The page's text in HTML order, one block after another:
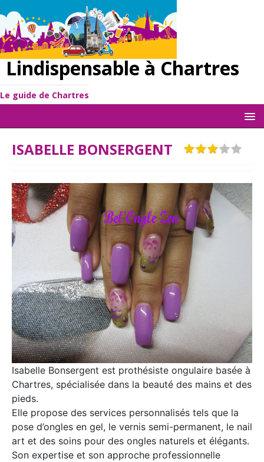
Lindispensable à Chartres
Le guide de Chartres
ISABELLE BONSERGENT
Isabelle Bonsergent est prothésiste ongulaire basée à
Chartres, spécialisée dans la beauté des mains et des
pieds.
Elle propose des services personnalisés tels que la
pose d’ongles en gel, le vernis semi-permanent, le nail
art et des soins pour des ongles naturels et élégants.
Son expertise et son approche professionnelle